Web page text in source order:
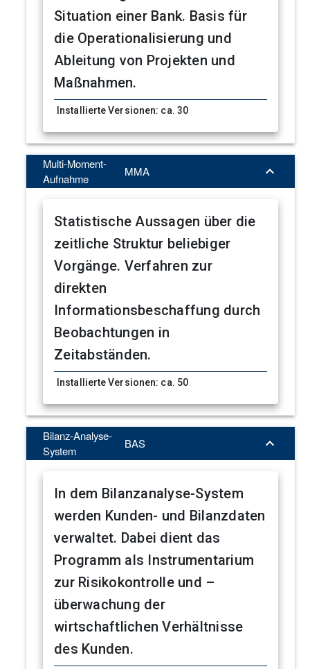
Situation einer Bank. Basis für
die Operationalisierung und
Ableitung von Projekten und
Maßnahmen.
Installierte Versionen: ca. 30
Multi-Moment-
Aufnahme
MMA 
Statistische Aussagen über die
zeitliche Struktur beliebiger
Vorgänge. Verfahren zur
direkten
Informationsbeschaffung durch
Beobachtungen in
Zeitabständen.
Installierte Versionen: ca. 50
Bilanz-Analyse-
System
BAS 
In dem Bilanzanalyse-System
werden Kunden- und Bilanzdaten
verwaltet. Dabei dient das
Programm als Instrumentarium
zur Risikokontrolle und –
überwachung der
wirtschaftlichen Verhältnisse
des Kunden.